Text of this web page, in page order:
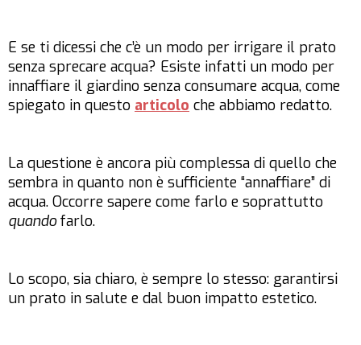
E se ti dicessi che c’è un modo per irrigare il prato
senza sprecare acqua? Esiste infatti un modo per
innaffiare il giardino senza consumare acqua, come
spiegato in questo articolo che abbiamo redatto.
La questione è ancora più complessa di quello che
sembra in quanto non è sufficiente “annaffiare” di
acqua. Occorre sapere come farlo e soprattutto
quandofarlo.
Lo scopo, sia chiaro, è sempre lo stesso: garantirsi
un prato in salute e dal buon impatto estetico.